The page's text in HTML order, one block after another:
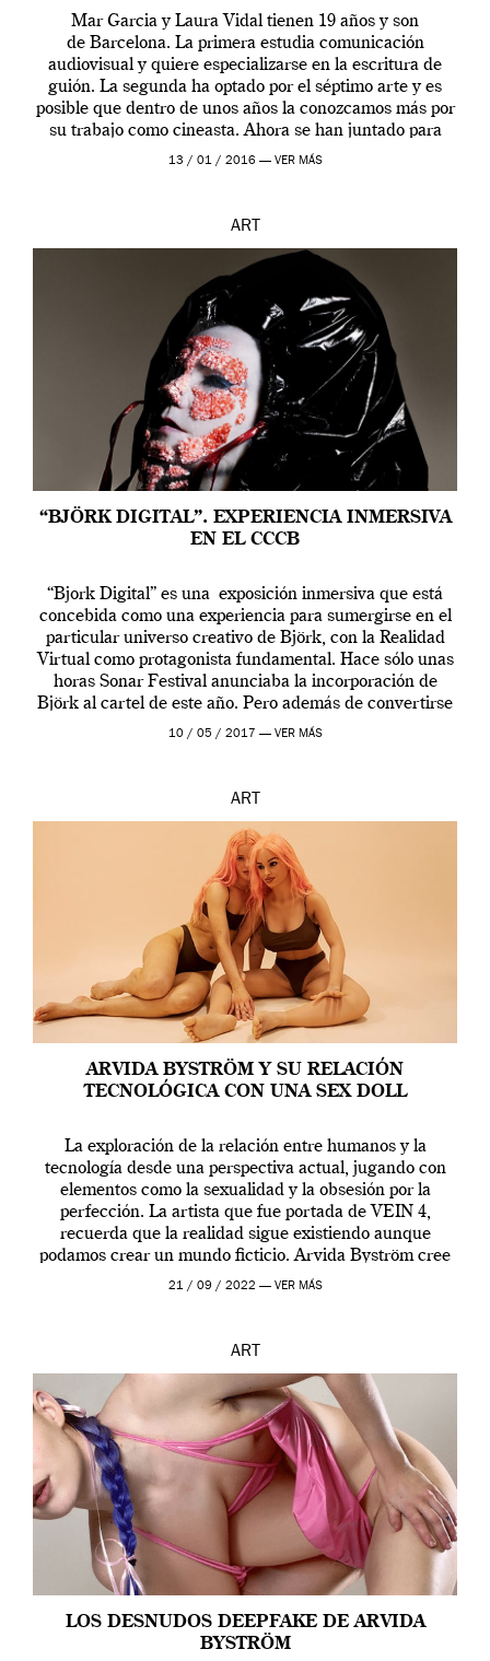
Mar Garcia y Laura Vidal tienen 19 años y son
de Barcelona. La primera estudia comunicación
audiovisual y quiere especializarse en la escritura de
guión. La segunda ha optado por el séptimo arte y es
posible que dentro de unos años la conozcamos más por
su trabajo como cineasta. Ahora se han juntado para
contarnos una […]
13 / 01 / 2016 — VER MÁS
ART
“BJÖRK DIGITAL”. EXPERIENCIA INMERSIVA
EN EL CCCB
“Bjork Digital” es una exposición inmersiva que está
concebida como una experiencia para sumergirse en el
particular universo creativo de Björk, con la Realidad
Virtual como protagonista fundamental. Hace sólo unas
horas Sonar Festival anunciaba la incorporación de
Björk al cartel de este año. Pero además de convertirse
en una de las actuaciones más relevantes […]
10 / 05 / 2017 — VER MÁS
ART
ARVIDA BYSTRÖM Y SU RELACIÓN
TECNOLÓGICA CON UNA SEX DOLL
La exploración de la relación entre humanos y la
tecnología desde una perspectiva actual, jugando con
elementos como la sexualidad y la obsesión por la
perfección. La artista que fue portada de VEIN 4,
recuerda que la realidad sigue existiendo aunque
podamos crear un mundo ficticio. Arvida Byström cree
que los humanos tienen un complejo […]
21 / 09 / 2022 — VER MÁS
ART
LOS DESNUDOS DEEPFAKE DE ARVIDA
BYSTRÖM